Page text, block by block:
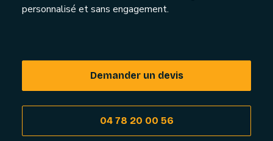
personnalisé et sans engagement.
Demander un devis
04 78 20 00 56